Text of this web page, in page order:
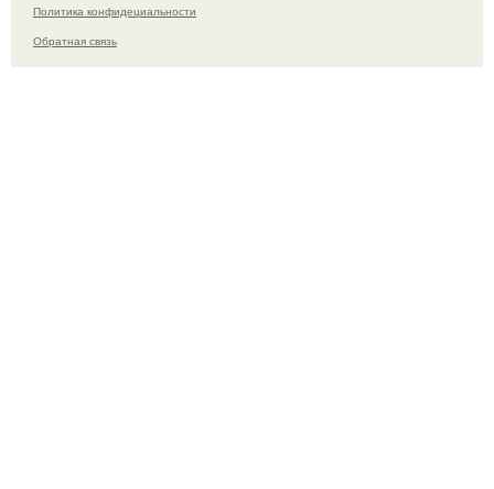
Политика конфидециальности
Обратная связь